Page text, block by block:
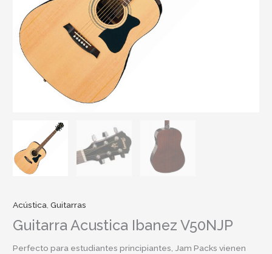
Acústica ,Guitarras
Guitarra Acustica Ibanez V50NJP
Perfecto para estudiantes principiantes, Jam Packs vienen